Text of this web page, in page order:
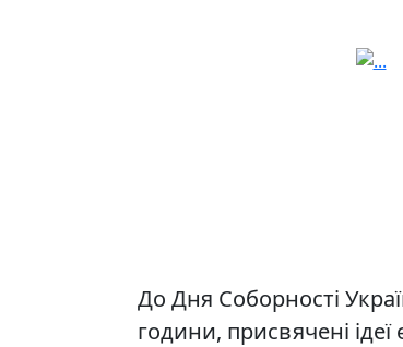
До Дня Соборності
години, присвячені